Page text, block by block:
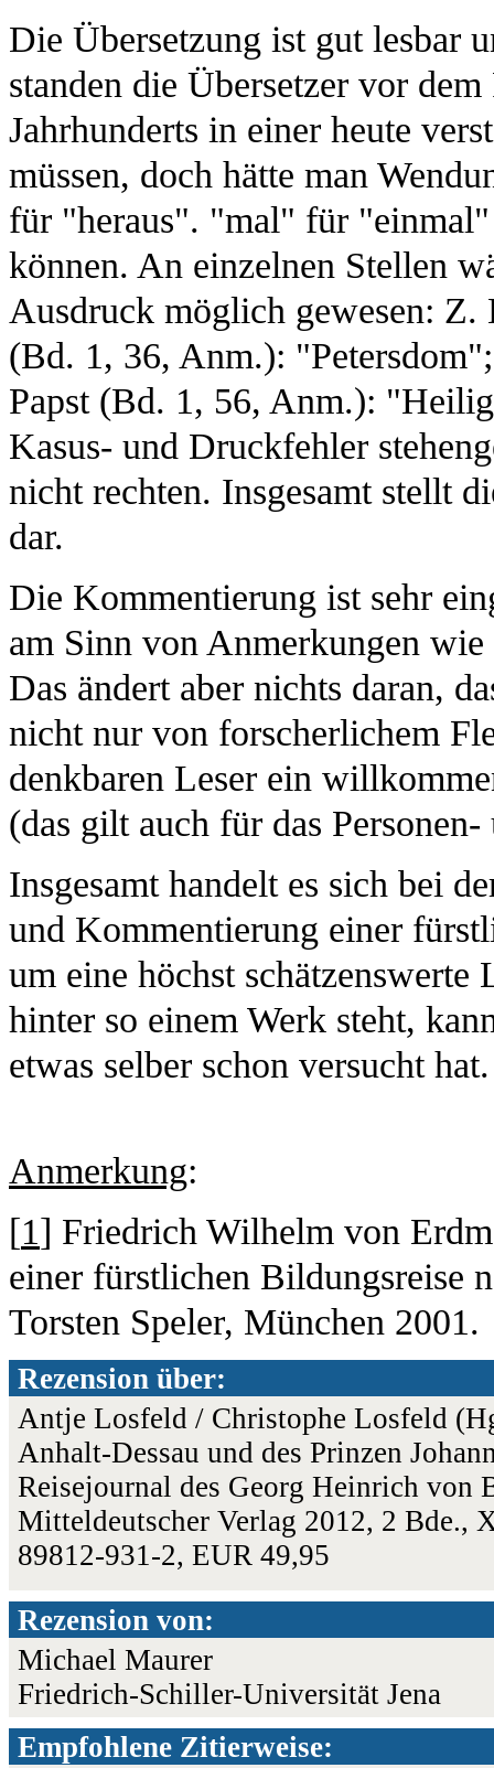
Die Übersetzung ist gut lesbar
standen die Übersetzer vor
Jahrhunderts in einer heute
müssen, doch hätte man
für "heraus". "mal" für "einmal"
können. An einzelnen Stellen
Ausdruck möglich gewesen:
(Bd. 1, 36, Anm.):
Papst (Bd. 1, 56, Anm.):
Kasus- und Druckfehler
nicht rechten. Insgesamt stellt
dar.
Die Kommentierung ist sehr
am Sinn von Anmerkungen
Das ändert aber nichts daran,
nicht nur von forscherlichem
denkbaren Leser ein
(das gilt auch für das
Insgesamt handelt es sich bei
und Kommentierung einer
um eine höchst
hinter so einem Werk steht,
etwas selber schon versucht hat.
Anmerkung:
[1] Friedrich Wilhelm von
einer fürstlichen Bildungsreise
Torsten Speler, München 2001.
Rezension über:
Antje Losfeld / Christophe Losfeld
Anhalt-Dessau und des Prinzen
Reisejournal des Georg Heinrich von
Mitteldeutscher Verlag 2012, 2 Bde.,
89812-931-2, EUR 49,95
Rezension von:
Michael Maurer
Friedrich-Schiller-Universität Jena
Empfohlene Zitierweise: